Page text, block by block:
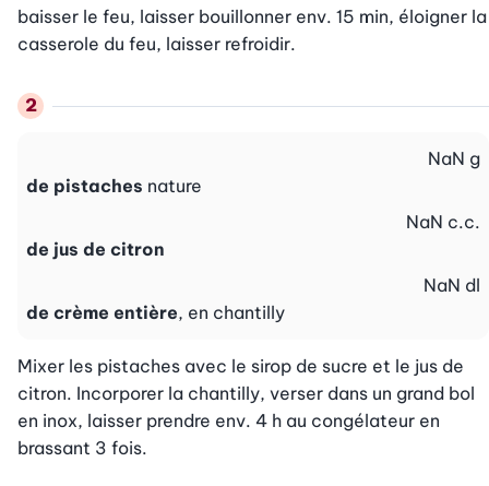
baisser le feu, laisser bouillonner env. 15 min, éloigner la
casserole du feu, laisser refroidir.
de pistaches nature
NaN g
de jus de citron
NaN c.c.
de crème entière, en chantilly
NaN dl
Mixer les pistaches avec le sirop de sucre et le jus de
citron. Incorporer la chantilly, verser dans un grand bol
en inox, laisser prendre env. 4 h au congélateur en
brassant 3 fois.